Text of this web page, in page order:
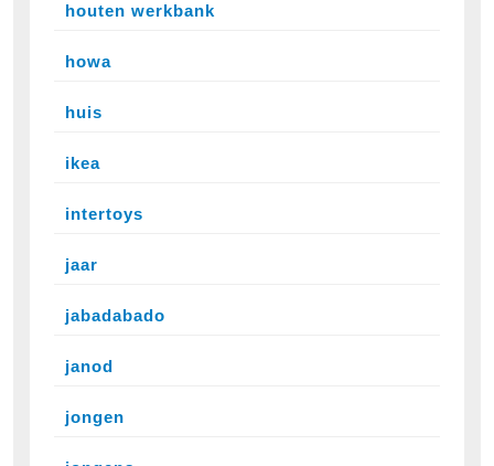
houten werkbank
howa
huis
ikea
intertoys
jaar
jabadabado
janod
jongen